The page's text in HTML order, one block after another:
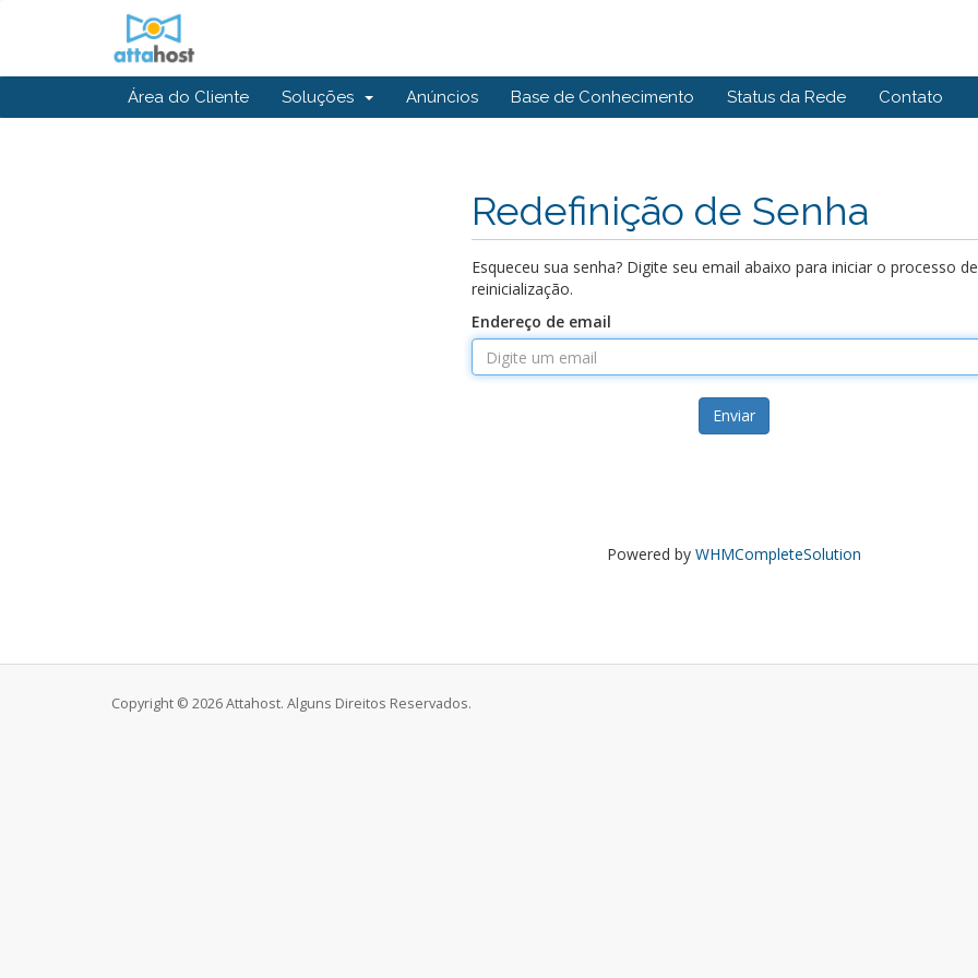
Área do Cliente Soluções Anúncios Base de Conhecimento Status da Rede Contato
Redefinição de Senha
Esqueceu sua senha? Digite seu email abaixo para iniciar o processo de
reinicialização.
Endereço de email
Enviar
Powered by WHMCompleteSolution
Copyright © 2026 Attahost. Alguns Direitos Reservados.